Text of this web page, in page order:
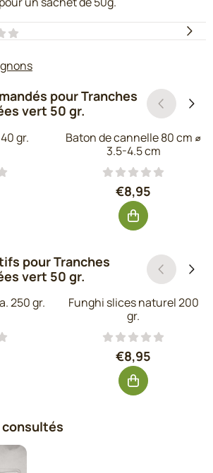
pourTranches
vert 50 gr.
gr.
hors TVA : 2,47
Baton de cannelle 80 cm ⌀
3.5-4.5 cm
Prix: 8,95, hors
€8,95
pourTranches
vert 50 gr.
250 gr.
hors TVA : 8,22
Funghi slices naturel 200
gr.
Prix: 8,95, hors
€8,95